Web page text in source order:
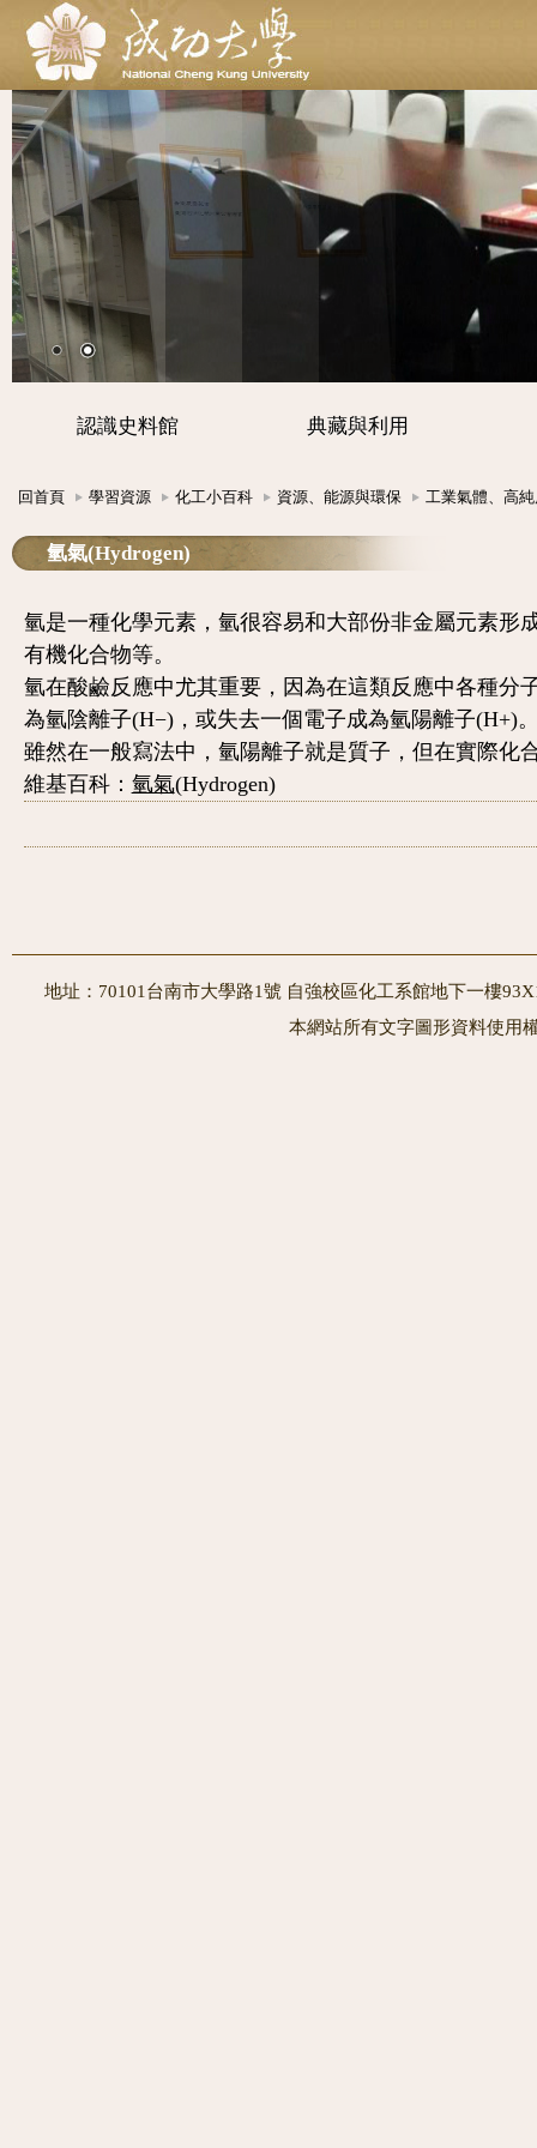
認識史料館 典藏與利用
回首頁 學習資源 化工小百科 資源、能源與環保 工業氣體、高
氫氣(Hydrogen)
氫是一種化學元素，氫很容易和大部份非金屬元素形
有機化合物等。
氫在酸鹼反應中尤其重要，因為在這類反應中各種分
為氫陰離子(H−)，或失去一個電子成為氫陽離子(H+)
雖然在一般寫法中，氫陽離子就是質子，但在實際化
維基百科： 氫氣(Hydrogen)
地址：70101台南市大學路1號 自強校區化工系館地下一樓
本網站所有文字圖形資料使用